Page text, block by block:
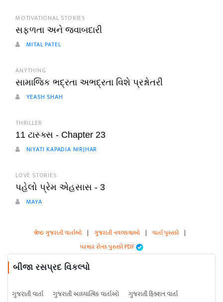
MOTIVATIONAL STORIES
સફળતા અને જવાબદારી
MITAL PATEL
ANYTHING
સામાજિક ભદ્રતા અભદ્રતા વિશે પ્રશ્નોતરી
YEASH SHAH
THRILLER
11 ટાસ્ક્સ - Chapter 23
NIYATI KAPADIA NIRJHAR
LOVE STORIES
પહેલો પ્રેમ એહસાસ - 3
MAYA
શ્રેષ્ઠ ગુજરાતી વાર્તાઓ | ગુજરાતી નવલકથાઓ | વાર્તા પુસ્તકો |
પરમાર રોનક પુસ્તકો PDF
બીજા રસપ્રદ વિકલ્પો
ગુજરાતી વાર્તા ગુજરાતી આધ્યાત્મિક વાર્તાઓ
ગુજરાતી ફિક્શન વાર્તા